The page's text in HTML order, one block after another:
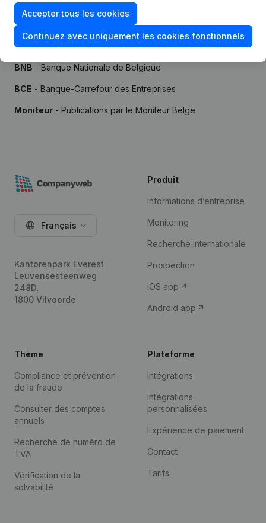
Sources
BNB - Banque Nationale de Belgique
BCE - Banque-Carrefour des Entreprises
Moniteur - Publications par le Moniteur Belge
Accepter tous les cookies
Continuez avec uniquement les cookies fonctionnels
Français
Kantorenpark Everest
Leuvensesteenweg
248D,
1800 Vilvoorde
Produit
Informations d’entreprise
Monitoring
Recherche internationale
Prospection
iOS app
Android app
Thème
Compliance et prévention
de la fraude
Consulter des comptes
annuels
Recherche de numéro de
TVA
Vérification de la
solvabilité
Plateforme
Intégrations
Intégrations
personnalisées
Expérience de paiement
Contact
Tarifs